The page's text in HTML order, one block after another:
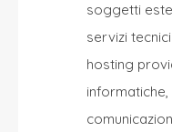
soggetti
servizi
hosting